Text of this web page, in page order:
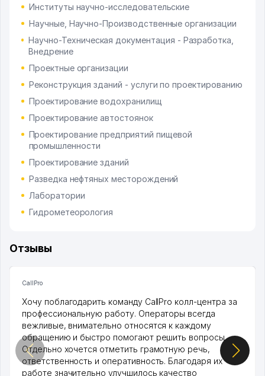
Институты научно-исследовательские
Научные, Научно-Производственные организации
Научно-Техническая документация - Разработка,
Внедрение
Проектные организации
Реконструкция зданий - услуги по проектированию
Проектирование водохранилищ
Проектирование автостоянок
Проектирование предприятий пищевой
промышленности
Проектирование зданий
Разведка нефтяных месторождений
Лаборатории
Гидрометеорология
Отзывы
CallPro
Хочу поблагодарить команду CallPro колл-центра за
профессиональную работу. Операторы всегда
вежливые, внимательно относятся к каждому
обращению и быстро помогают решить вопросы.
Отдельно хочется отметить грамотную речь,
ответственность и оперативность. Благодаря их
работе значительно улучшилось качество